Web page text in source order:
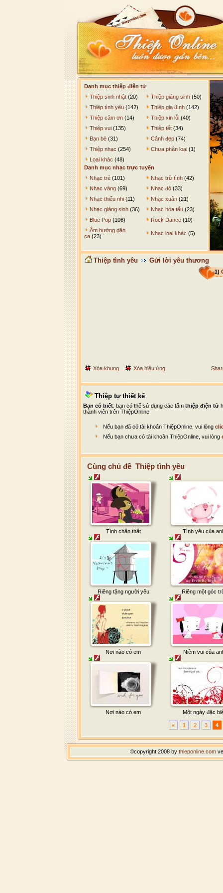
Danh mục thiệp điện tử
Thiệp sinh nhật (20) Thiệp giáng sinh (50)
Thiệp tình yêu (142) Thiệp gia đình (142)
Thiệp cảm ơn (14) Thiệp xin lỗi (40)
Thiệp vui (135) Thiệp tết (34)
Bạn bè (31) Cảnh đẹp (74)
Thiệp nhạc (254) Chưa phân loại (1)
Lọai khác (48)
Danh mục nhạc trực tuyến
Nhạc trẻ (101) Nhạc trữ tình (42)
Nhạc vàng (69) Nhạc đỏ (33)
Nhạc thiếu nhi (11) Nhạc xuân (21)
Nhạc giáng sinh (36) Nhạc hòa tấu (23)
Blue Pop (106) Rock Dance (10)
Âm hưởng dân
ca (23) Nhạc loại khác (5)
Thiệp tình yêu Gửi lời yêu thương
1)
Xóa khung Xóa hiệu ứng
Thiệp tự thiết kế
Bạn có biết: bạn có thể sử dụng các tấm thiệp điện tử
thành viên trên ThiệpOnline
Nếu bạn đã có tài khoản ThiệpOnline, vui lòng
Nếu bạn chưa có tài khoản ThiệpOnline, vui lòng
Cùng chủ đề Thiệp tình yêu
Tình chân thật Tình yêu của
Riêng tặng người yêu Riêng một góc
Nơi nào có em Niềm vui của
Nơi nào có em Một ngày đặc
« 1 2 3 4
©copyright 2008 by thieponline.com